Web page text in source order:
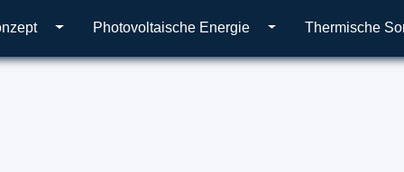
Photovoltaische Energie Thermische